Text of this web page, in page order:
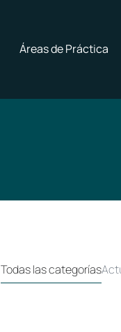
Áreas de Práctica
Todas las categorías